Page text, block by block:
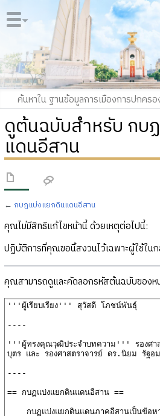
ดูต้นฉบับสำหรับ กบ
แดนอีสาน
← กบฏแบ่งแยกดินแดนอีสาน
คุณไม่มีสิทธิแก้ไขหน้านี้ ด้วยเหตุต่อไปนี้:
ปฏิบัติการที่คุณขอนี้สงวนไว้เฉพาะผู้ใช้ใน
คุณสามารถดูและคัดลอกรหัสต้นฉบับของห